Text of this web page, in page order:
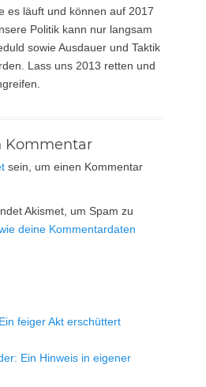
es läuft und können auf 2017
Politik kann nur langsam
sowie Ausdauer und Taktik
Lass uns 2013 retten und
Kommentar
sein, um einen Kommentar
Akismet, um Spam zu
deine Kommentardaten
feiger Akt erschüttert
Ein Hinweis in eigener